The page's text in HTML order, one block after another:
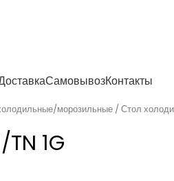
СамовывозКонтакты
морозильные Стол
1G